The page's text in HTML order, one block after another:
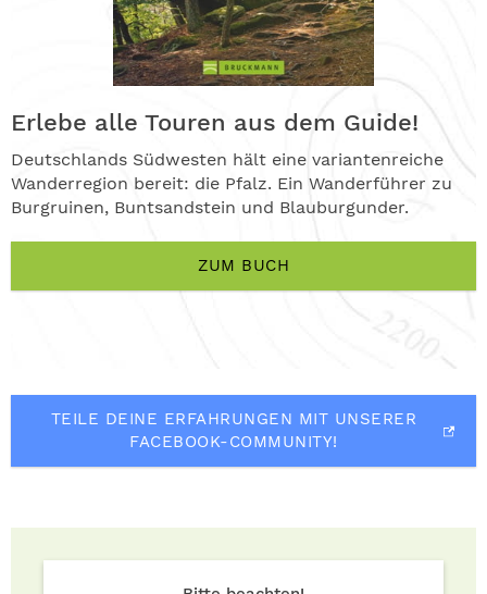
Erlebe alle Touren aus dem Guide!
Deutschlands Südwesten hält eine variantenreiche
Wanderregion bereit: die Pfalz. Ein Wanderführer zu
Burgruinen, Buntsandstein und Blauburgunder.
ZUM BUCH
TEILE DEINE ERFAHRUNGEN MIT UNSERER
FACEBOOK-COMMUNITY!